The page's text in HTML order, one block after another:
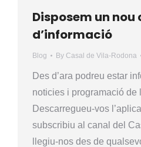
Disposem un nou
d’informació
Blog By Casal de Vila-Rodona
Des d’ara podreu estar
noticies i programació de
Descarregueu-vos
subscribiu al canal del
llegiu-nos des de